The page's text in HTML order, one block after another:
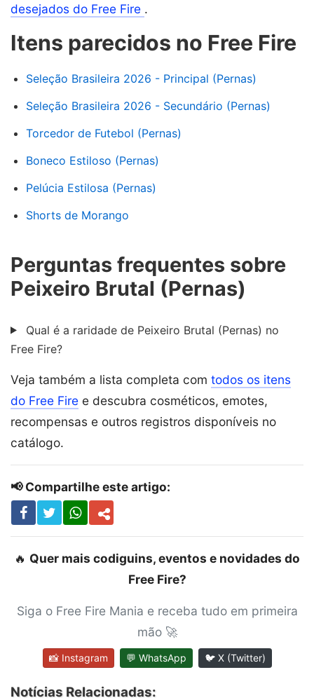
desejados do Free Fire .
Itens parecidos no Free Fire
Seleção Brasileira 2026 - Principal (Pernas)
Seleção Brasileira 2026 - Secundário (Pernas)
Torcedor de Futebol (Pernas)
Boneco Estiloso (Pernas)
Pelúcia Estilosa (Pernas)
Shorts de Morango
Perguntas frequentes sobre
Peixeiro Brutal (Pernas)
Qual é a raridade de Peixeiro Brutal (Pernas) no
Free Fire?
Veja também a lista completa com todos os itens
do Free Fire e descubra cosméticos, emotes,
recompensas e outros registros disponíveis no
catálogo.
📢 Compartilhe este artigo:
🔥 Quer mais codiguins, eventos e novidades do
Free Fire?
Siga o Free Fire Mania e receba tudo em primeira
mão 🚀
📸 Instagram 💬 WhatsApp 🐦 X (Twitter)
Notícias Relacionadas: